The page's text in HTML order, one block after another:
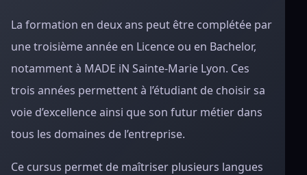
La formation en deux ans peut être complétée par
une troisième année en Licence ou en Bachelor,
notamment à MADE iN Sainte-Marie Lyon. Ces
trois années permettent à l’étudiant de choisir sa
voie d’excellence ainsi que son futur métier dans
tous les domaines de l’entreprise.
Ce cursus permet de maîtriser plusieurs langues